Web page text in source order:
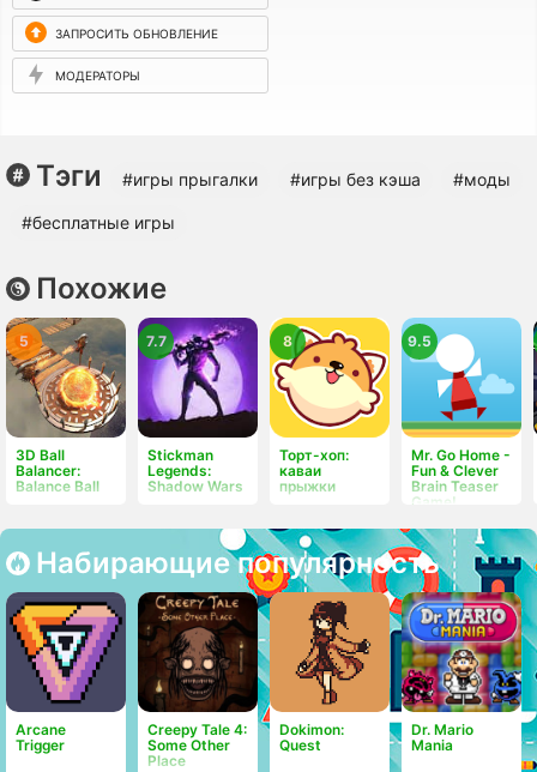
ЗАПРОСИТЬ ОБНОВЛЕНИЕ
МОДЕРАТОРЫ
Тэги #игры прыгалки #игры без кэша #моды
#бесплатные игры
Похожие
3D Ball
Balancer:
Balance Ball
5
Stickman
Legends:
Shadow Wars
7.7
Торт-хоп:
каваи
прыжки
8
Mr. Go Home -
Fun & Clever
Brain Teaser
Game!
9.5
Набирающие популярность
Arcane
Trigger
Creepy Tale 4:
Some Other
Place
Dokimon:
Quest
Dr. Mario
Mania